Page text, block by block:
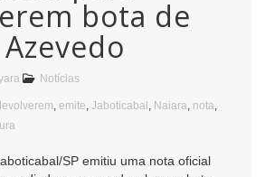
bota de
Notícias
emite Jaboticabal Naiara nota
SP emitiu uma nota oficial